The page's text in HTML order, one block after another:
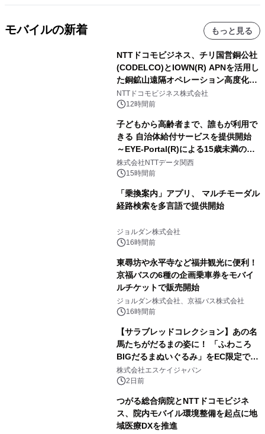
モバイルの新着 もっと見る
NTTドコモビジネス、チリ国営銅公社
(CODELCO)とIOWN(R) APNを活用し
た銅鉱山遠隔オペレーション高度化に
向けた調査・実証を開始
NTTドコモビジネス株式会社
12時間前
子どもから高齢者まで、誰もが利用で
きる 自治体給付サービスを提供開始
～EYE-Portal(R)による15歳未満の本
人認証と デジタルデバイド対策で実現
～
株式会社NTTデータ関西
15時間前
「乗換案内」アプリ、 マルチモーダル
経路検索を多言語で提供開始
ジョルダン株式会社
16時間前
東尋坊や永平寺など福井観光に便利！
京福バスの6種の企画乗車券をモバイ
ルチケットで販売開始
ジョルダン株式会社、京福バス株式会社
16時間前
【サラブレッドコレクション】あの名
馬たちがだるまの姿に！ 「ふわころ
BIGだるまぬいぐるみ」をEC限定で受
注販売開始
株式会社エスケイジャパン
2日前
つがる総合病院とNTTドコモビジネ
ス、院内モバイル環境整備を起点に地
域医療DXを推進